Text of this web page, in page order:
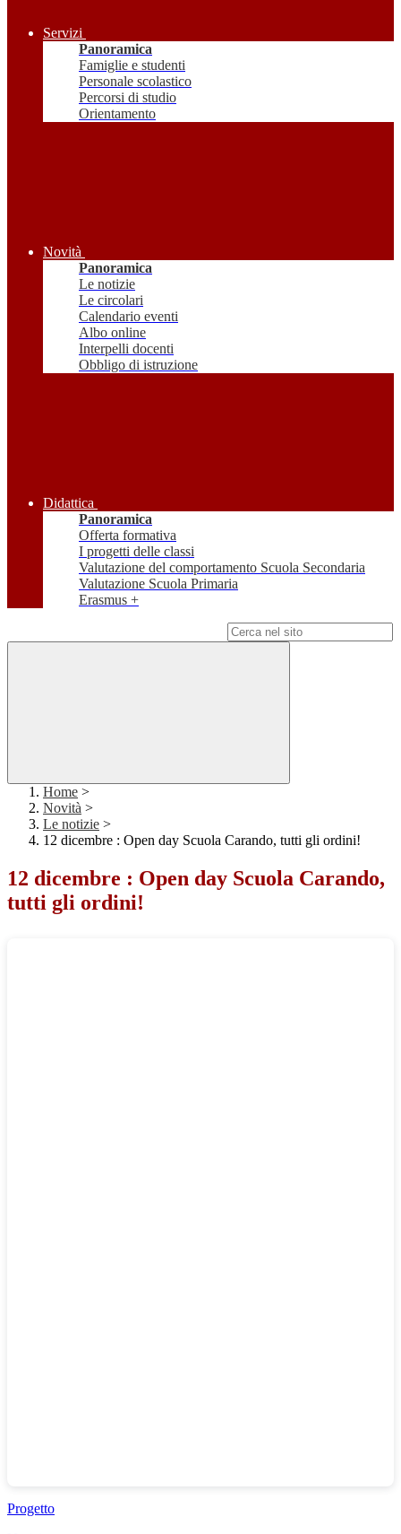
Servizi
Panoramica
Famiglie e studenti
Personale scolastico
Percorsi di studio
Orientamento
Novità
Panoramica
Le notizie
Le circolari
Calendario eventi
Albo online
Interpelli docenti
Obbligo di istruzione
Didattica
Panoramica
Offerta formativa
I progetti delle classi
Valutazione del comportamento Scuola Secondaria
Valutazione Scuola Primaria
Erasmus +
Home >
Novità >
Le notizie >
12 dicembre : Open day Scuola Carando, tutti gli ordini!
12 dicembre : Open day Scuola Carando,
tutti gli ordini!
Progetto